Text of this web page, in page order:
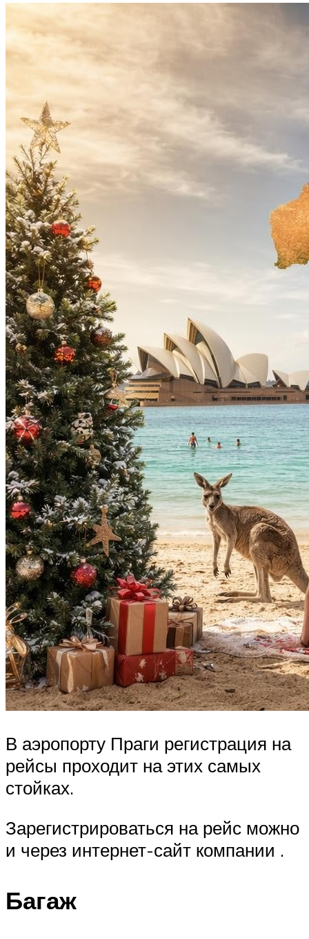
В аэропорту Праги регистрация на
рейсы проходит на этих самых
стойках.
Зарегистрироваться на рейс можно
и через интернет-сайт компании .
Багаж